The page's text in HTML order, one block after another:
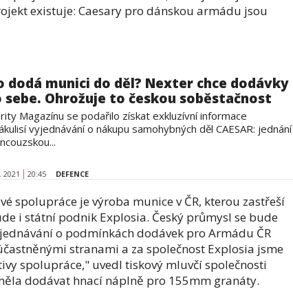
existuje: Caesary pro dánskou armádu jsou
dodá munici do děl? Nexter chce dodávky
sebe. Ohrožuje to českou soběstačnost
Magazínu se podařilo získat exkluzívní informace
vyjednávání o nákupu samohybných děl CAESAR: jednání
2021 20:45 DEFENCE
spolupráce je výroba munice v ČR, kterou zastřeší
i státní podnik Explosia. Český průmysl se bude
o podmínkách dodávek pro Armádu ČR
stranami a za společnost Explosia jsme
spolupráce," uvedl tiskový mluvčí společnosti
dodávat hnací náplně pro 155mm granáty.